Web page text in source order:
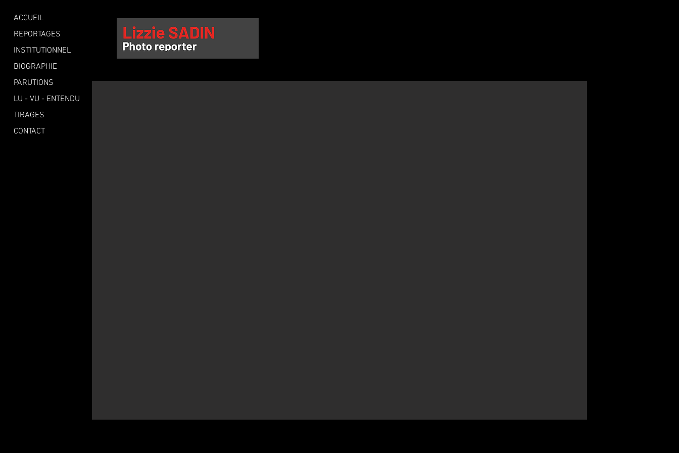
ACCUEIL
REPORTAGES
INSTITUTIONNEL
BIOGRAPHIE
PARUTIONS
LU - VU - ENTENDU
TIRAGES
CONTACT